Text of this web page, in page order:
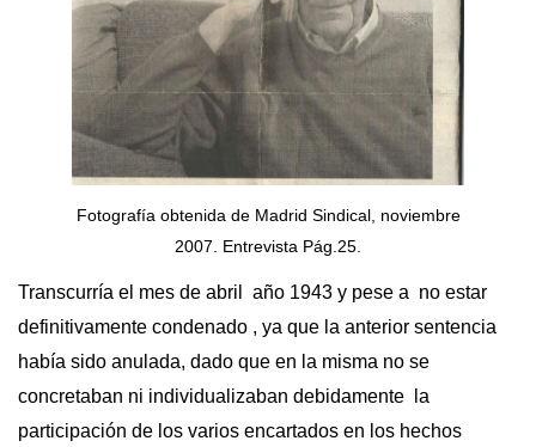
Fotografía obtenida de Madrid Sindical, noviembre
2007. Entrevista Pág.25.
Transcurría el mes de abril año 1943 y pese a no estar
definitivamente condenado , ya que la anterior sentencia
había sido anulada, dado que en la misma no se
concretaban ni individualizaban debidamente la
participación de los varios encartados en los hechos